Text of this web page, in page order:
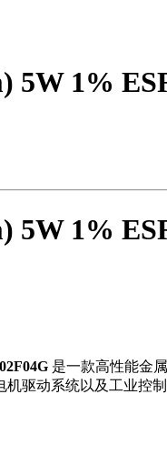
5W 1%
5W 1%
是一款高性能金
驱动系统以及工业控制